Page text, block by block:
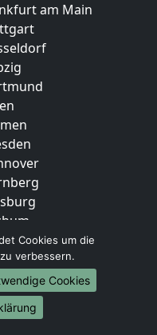
am Main
Cookies um die
verbessern.
Cookies